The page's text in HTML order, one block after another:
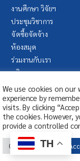
งานศึกษา วิจัยฯ
ประชุมวิชาการ
จัดซื้อจัดจ้าง
ห้องสมุด
ร่วมงานกับเรา
บริจาค
ระบบลา (SAP Fiori)
© สงวนลิขสิทธิ์ ศูนย์การแ
We use cookies on
experience by
visits. By clicking
the cookies. However,
provide a controlled
Cookie Settings
TH